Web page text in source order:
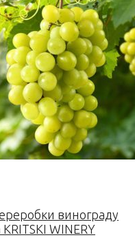
винограду
WINERY